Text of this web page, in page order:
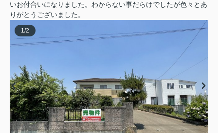
いお付合いになりました。わからない事だらけでしたが色々とあ
りがとうございました。
1/2